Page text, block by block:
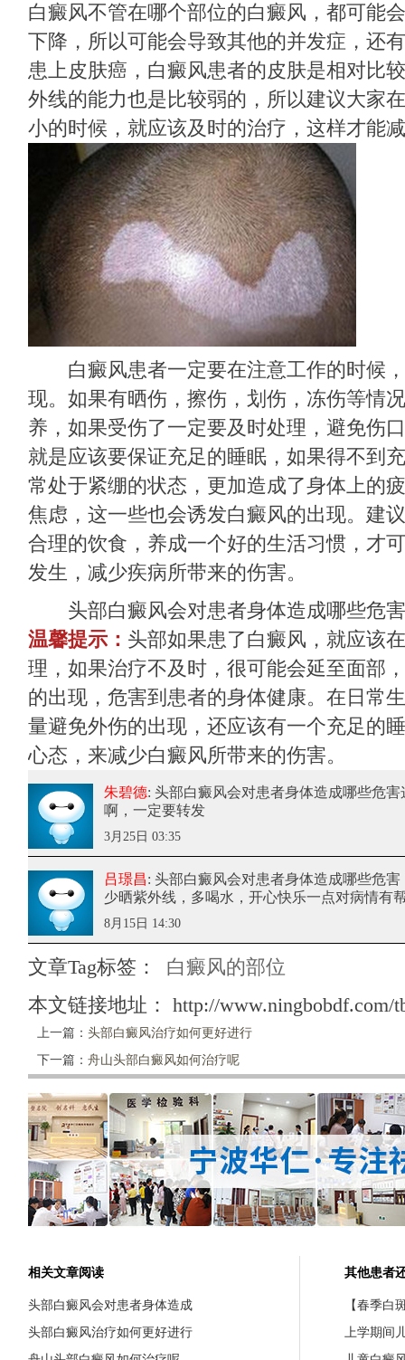
白癜风不管在哪个部位的白癜风，都可能
下降，所以可能会导致其他的并发症，还
患上皮肤癌，白癜风患者的皮肤是相对比
外线的能力也是比较弱的，所以建议大家
小的时候，就应该及时的治疗，这样才能
白癜风患者一定要在注意工作的时候，
现。如果有晒伤，擦伤，划伤，冻伤等情
养，如果受伤了一定要及时处理，避免伤
就是应该要保证充足的睡眠，如果得不到
常处于紧绷的状态，更加造成了身体上的
焦虑，这一些也会诱发白癜风的出现。建
合理的饮食，养成一个好的生活习惯，才
发生，减少疾病所带来的伤害。
头部白癜风会对患者身体造成哪些危
温馨提示： 头部如果患了白癜风，就应该
理，如果治疗不及时，很可能会延至面部
的出现，危害到患者的身体健康。在日常
量避免外伤的出现，还应该有一个充足的
心态，来减少白癜风所带来的伤害。
朱碧德: 头部白癜风会对患者身体造成哪些危害
啊，一定要转发
3月25日 03:35
吕璟昌: 头部白癜风会对患者身体造成哪些危害
少晒紫外线，多喝水，开心快乐一点对病情有
8月15日 14:30
文章Tag标签：
白癜风的部位
本文链接地址： http://www.ningbobdf.com/
上一篇： 头部白癜风治疗如何更好进行
下一篇： 舟山头部白癜风如何治疗呢
相关文章阅读
头部白癜风会对患者身体造成
头部白癜风治疗如何更好进行
其他患者
【春季白
上学期间